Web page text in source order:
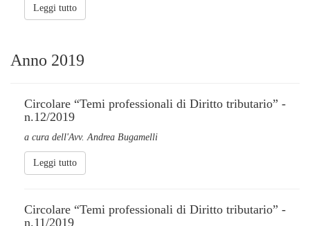
Leggi tutto
Anno 2019
Circolare “Temi professionali di Diritto tributario” -
n.12/2019
a cura dell'Avv. Andrea Bugamelli
Leggi tutto
Circolare “Temi professionali di Diritto tributario” -
n.11/2019